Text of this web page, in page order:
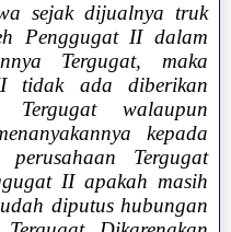
sejak dijualnya truk
Penggugat II dalam
Tergugat, maka
tidak ada diberikan
walaupun
kepada
Tergugat
II apakah masih
diputus hubungan